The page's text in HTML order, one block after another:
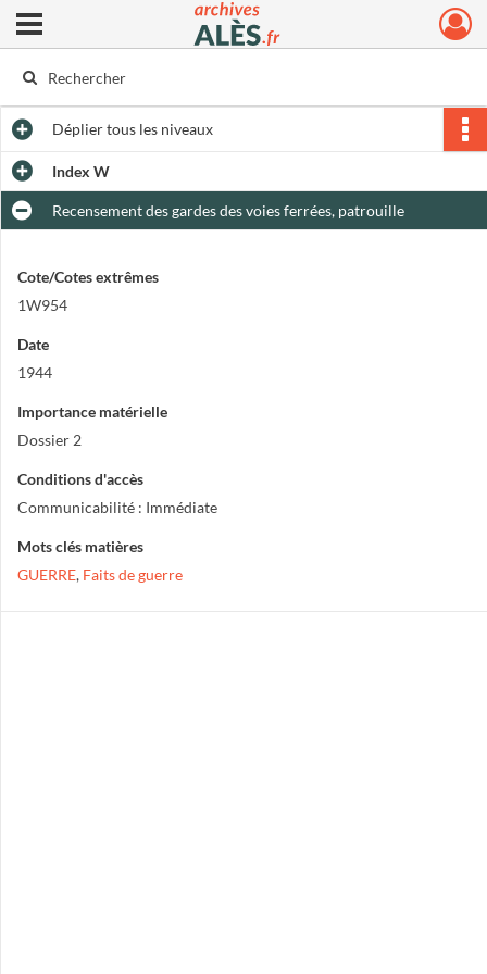
Archives municipales d'Alès
Ouvrir le menu déroulant
Dépliertous les niveaux
Index W
Recensement des gardes des voies ferrées, patrouille
Cote/Cotes extrêmes
1W954
Date
1944
Importance matérielle
Dossier 2
Conditions d'accès
Communicabilité : Immédiate
Mots clés matières
GUERRE, Faits de guerre